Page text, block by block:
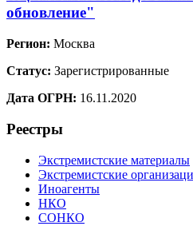
обновление"
Регион: Москва
Статус: Зарегистрированные
Дата ОГРН: 16.11.2020
Реестры
Экстремистские материалы
Экстремистские
Иноагенты
НКО
СОНКО